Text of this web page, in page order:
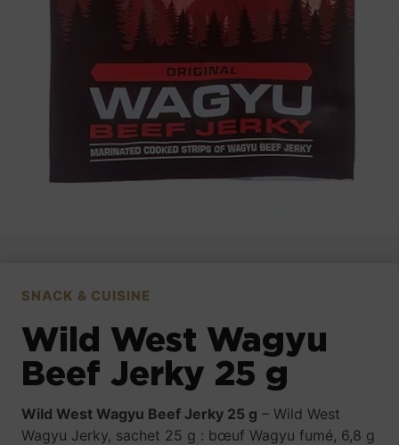
SNACK & CUISINE
Wild West Wagyu
Beef Jerky 25 g
Wild West Wagyu Beef Jerky 25 g – Wild West
Wagyu Jerky, sachet 25 g : bœuf Wagyu fumé, 6,8 g